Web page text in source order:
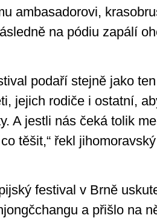
ambasadorovi,
na pódiu zapálí
podaří stejně jako
jejich rodiče i ostatní,
A jestli nás čeká tolik
těšit,“ řekl
festival v Brně
a přišlo na